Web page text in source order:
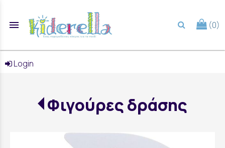
menu (0)
Login
Φιγούρες δράσης